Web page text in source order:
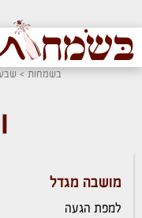
בשמחות >
מושבה מגדל
למפת הגעה